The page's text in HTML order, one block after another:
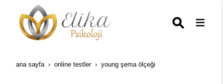
ana sayfa online testler young şema ölçeği